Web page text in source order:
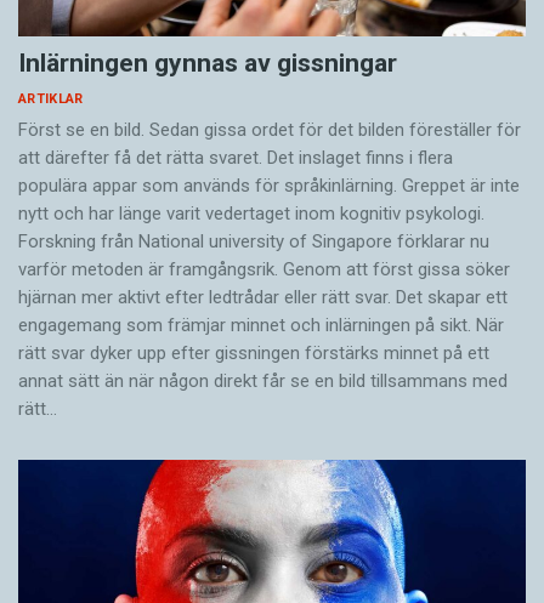
Inlärningen gynnas av gissningar
ARTIKLAR
Först se en bild. Sedan gissa ordet för det bilden föreställer för
att därefter få det rätta svaret. Det inslaget finns i flera
populära appar som används för språkinlärning. Greppet är inte
nytt och har länge varit vedertaget inom kognitiv psykologi.
Forskning från National university of Singa­pore förklarar nu
varför metoden är framgångsrik. Genom att först gissa ­söker
hjärnan mer aktivt ­efter ledtrådar eller rätt svar. Det skapar ett
engagemang som främjar minnet och inlärningen på sikt. När
rätt svar dyker upp efter gissningen förstärks minnet på ett
annat sätt än när någon direkt får se en bild tillsammans med
rätt…